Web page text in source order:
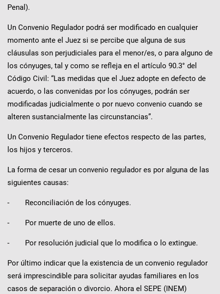
Penal).
Un Convenio Regulador podrá ser modificado en cualquier
momento ante el Juez si se percibe que alguna de sus
cláusulas son perjudiciales para el menor/es, o para alguno de
los cónyuges, tal y como se refleja en el artículo 90.3° del
Código Civil: “Las medidas que el Juez adopte en defecto de
acuerdo, o las convenidas por los cónyuges, podrán ser
modificadas judicialmente o por nuevo convenio cuando se
alteren sustancialmente las circunstancias”.
Un Convenio Regulador tiene efectos respecto de las partes,
los hijos y terceros.
La forma de cesar un convenio regulador es por alguna de las
siguientes causas:
- Reconciliación de los cónyuges.
- Por muerte de uno de ellos.
- Por resolución judicial que lo modifica o lo extingue.
Por último indicar que la existencia de un convenio regulador
será imprescindible para solicitar ayudas familiares en los
casos de separación o divorcio. Ahora el SEPE (INEM)